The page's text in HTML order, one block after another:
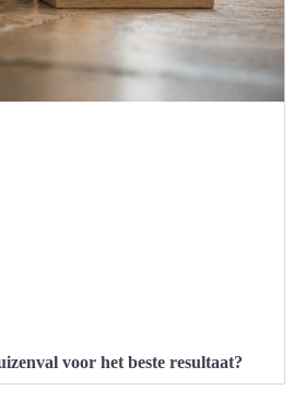
voor het beste resultaat?